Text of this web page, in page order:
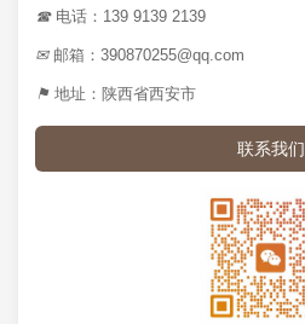
☎电话：139 9139 2139
✉邮箱：390870255@qq.com
⚑ 地址：陕西省西安市
联系我们